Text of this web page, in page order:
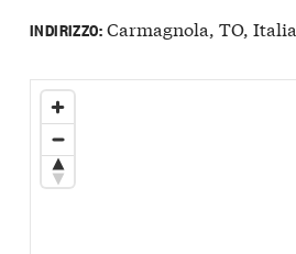
INDIRIZZO:Carmagnola, TO, Italia